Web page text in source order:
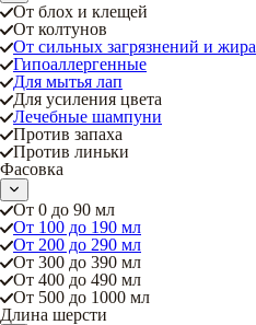
От блох и клещей
От колтунов
От сильных загрязнений и жира
Гипоаллергенные
Для мытья лап
Для усиления цвета
Лечебные шампуни
Против запаха
Против линьки
Фасовка
От 0 до 90 мл
От 100 до 190 мл
От 200 до 290 мл
От 300 до 390 мл
От 400 до 490 мл
От 500 до 1000 мл
Длина шерсти